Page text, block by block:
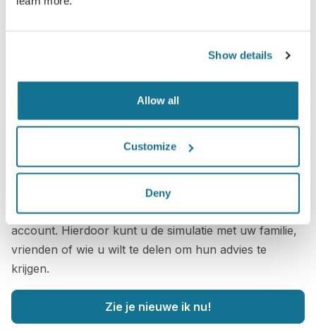
Show details
Allow all
Customize
Deny
Wilt u weten wat uw het best past?
Sami Hassib Saad
ik" laten zien vanuit uw eigen huis via uw Crisalix-
account. Hierdoor kunt u de simulatie met uw familie,
vrienden of wie u wilt te delen om hun advies te
krijgen.
Zie je nieuwe ik nu!